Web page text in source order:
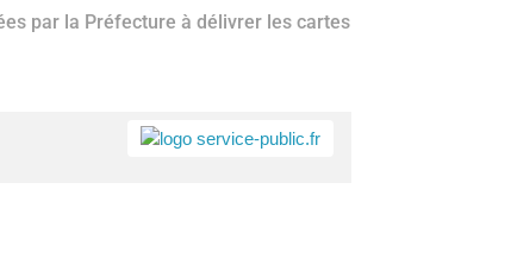
par la Préfecture à délivrer les cartes